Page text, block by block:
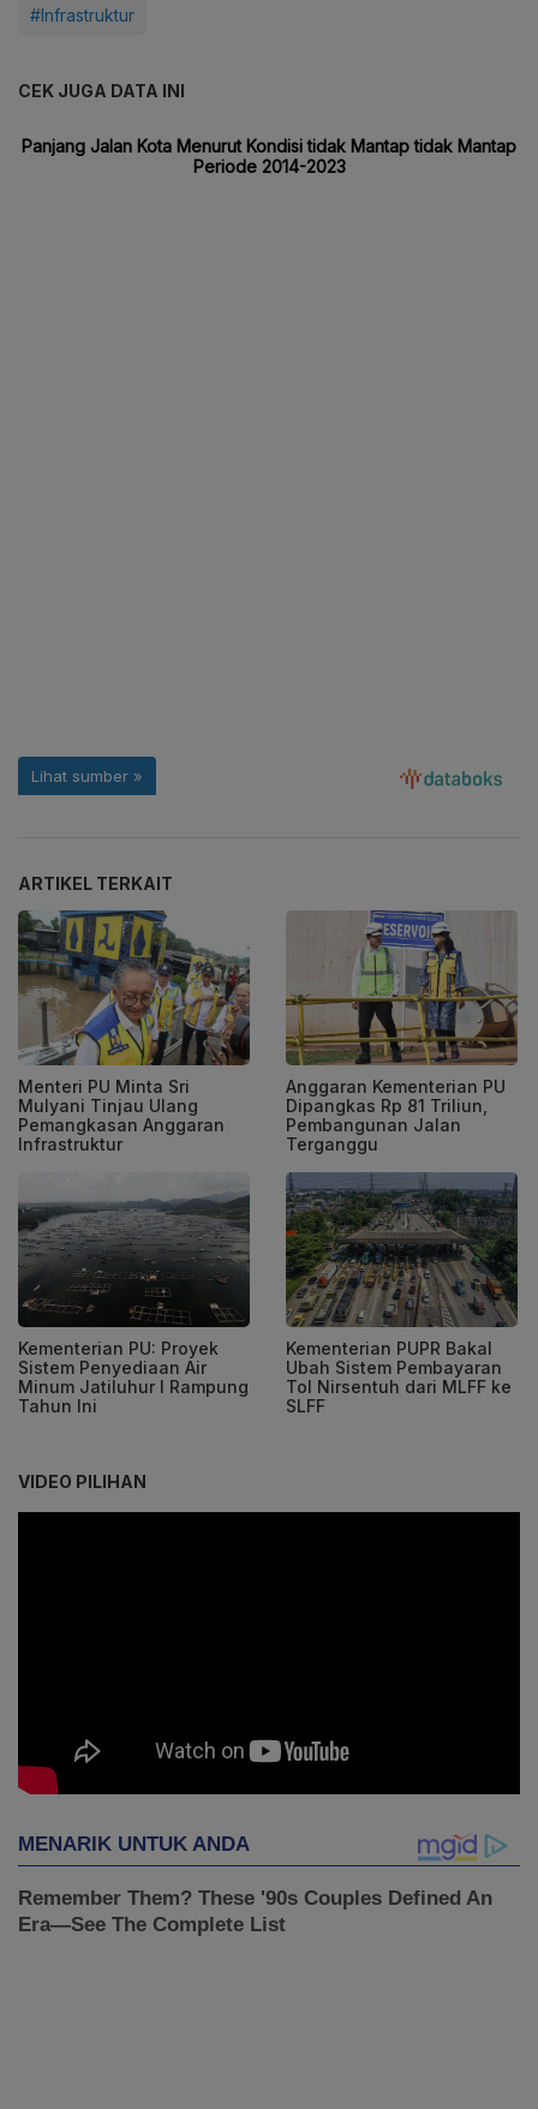
#Infrastruktur
CEK JUGA DATA INI
ARTIKEL TERKAIT
Menteri PU Minta Sri
Mulyani Tinjau Ulang
Pemangkasan Anggaran
Infrastruktur
Anggaran Kementerian PU
Dipangkas Rp 81 Triliun,
Pembangunan Jalan
Terganggu
Kementerian PU: Proyek
Sistem Penyediaan Air
Minum Jatiluhur I Rampung
Tahun Ini
Kementerian PUPR Bakal
Ubah Sistem Pembayaran
Tol Nirsentuh dari MLFF ke
SLFF
VIDEO PILIHAN